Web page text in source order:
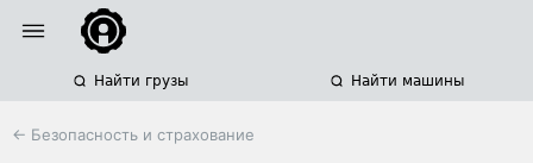
Найти грузы Найти машины
← Безопасность и страхование